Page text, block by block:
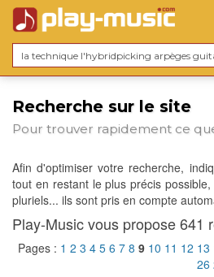
Recherche sur le site
Pour trouver rapidement ce
Afin d'optimiser votre recherche,
tout en restant le plus précis
pluriels... ils sont pris en compte
Play-Music vous propose 641
Pages : 1 2 3 4 5 6 7 8 9 10 11 12 13
26